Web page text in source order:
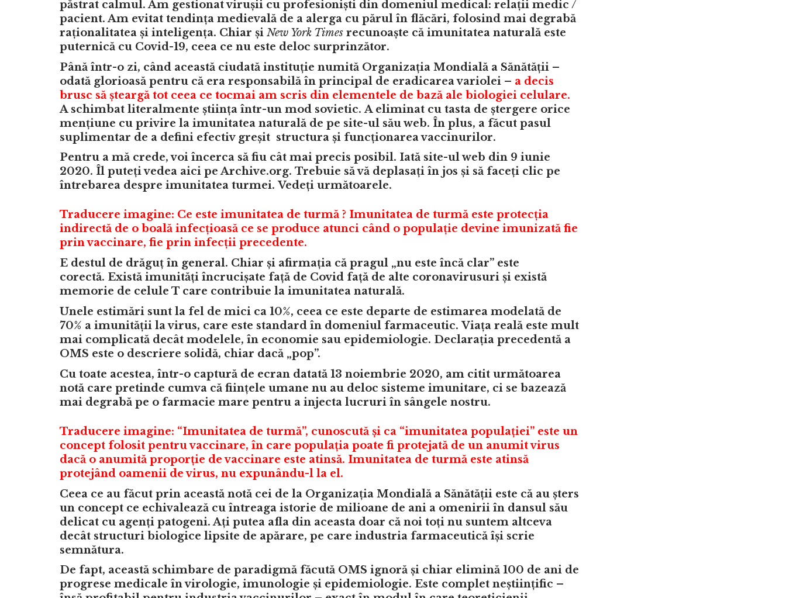
păstrat calmul. Am gestionat virușii cu profesioniști din domeniul medical: relații medic /
pacient. Am evitat tendința medievală de a alerga cu părul în flăcări, folosind mai degrabă
raționalitatea și inteligența. Chiar și New York Times recunoaște că imunitatea naturală este
puternică cu Covid-19, ceea ce nu este deloc surprinzător.
Până într-o zi, când această ciudată instituție numită Organizația Mondială a Sănătății –
odată glorioasă pentru că era responsabilă în principal de eradicarea variolei – a decis
brusc să șteargă tot ceea ce tocmai am scris din elementele de bază ale biologiei celulare.
A schimbat literalmente știința într-un mod sovietic. A eliminat cu tasta de ștergere orice
mențiune cu privire la imunitatea naturală de pe site-ul său web. În plus, a făcut pasul
suplimentar de a defini efectiv greșit structura și funcționarea vaccinurilor.
Pentru a mă crede, voi încerca să fiu cât mai precis posibil. Iată site-ul web din 9 iunie
2020. Îl puteți vedea aici pe Archive.org. Trebuie să vă deplasați în jos și să faceți clic pe
întrebarea despre imunitatea turmei. Vedeți următoarele.
Traducere imagine: Ce este imunitatea de turmă ? Imunitatea de turmă este protecția
indirectă de o boală infecțioasă ce se produce atunci când o populație devine imunizată fie
prin vaccinare, fie prin infecții precedente.
E destul de drăguț în general. Chiar și afirmația că pragul „nu este încă clar” este
corectă. Există imunități încrucișate față de Covid față de alte coronavirusuri și există
memorie de celule T care contribuie la imunitatea naturală.
Unele estimări sunt la fel de mici ca 10%, ceea ce este departe de estimarea modelată de
70% a imunității la virus, care este standard în domeniul farmaceutic. Viața reală este mult
mai complicată decât modelele, în economie sau epidemiologie. Declarația precedentă a
OMS este o descriere solidă, chiar dacă „pop”.
Cu toate acestea, într-o captură de ecran datată 13 noiembrie 2020, am citit următoarea
notă care pretinde cumva că ființele umane nu au deloc sisteme imunitare, ci se bazează
mai degrabă pe o farmacie mare pentru a injecta lucruri în sângele nostru.
Traducere imagine: “Imunitatea de turmă”, cunoscută și ca “imunitatea populației” este un
concept folosit pentru vaccinare, în care populația poate fi protejată de un anumit virus
dacă o anumită proporție de vaccinare este atinsă. Imunitatea de turmă este atinsă
protejând oamenii de virus, nu expunându-l la el.
Ceea ce au făcut prin această notă cei de la Organizația Mondială a Sănătății este că au șters
un concept ce echivalează cu întreaga istorie de milioane de ani a omenirii în dansul său
delicat cu agenți patogeni. Ați putea afla din aceasta doar că noi toți nu suntem altceva
decât structuri biologice lipsite de apărare, pe care industria farmaceutică își scrie
semnătura.
De fapt, această schimbare de paradigmă făcută OMS ignoră și chiar elimină 100 de ani de
progrese medicale în virologie, imunologie și epidemiologie. Este complet neștiințific –